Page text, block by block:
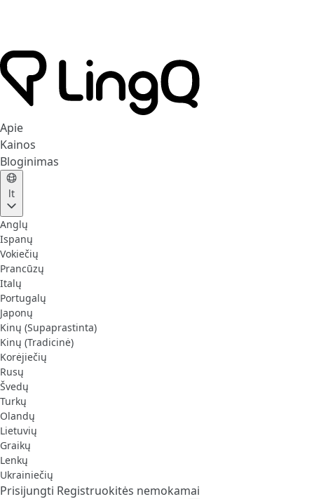
Apie
Kainos
Bloginimas
lt
Anglų
Ispanų
Vokiečių
Prancūzų
Italų
Portugalų
Japonų
Kinų (Supaprastinta)
Kinų (Tradicinė)
Korėjiečių
Rusų
Švedų
Turkų
Olandų
Lietuvių
Graikų
Lenkų
Ukrainiečių
Prisijungti Registruokitės nemokamai